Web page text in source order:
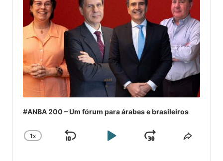
#ANBA 200 – Um fórum para árabes e brasileiros
CHANGE
1X
SKIP
PLAYJUMP